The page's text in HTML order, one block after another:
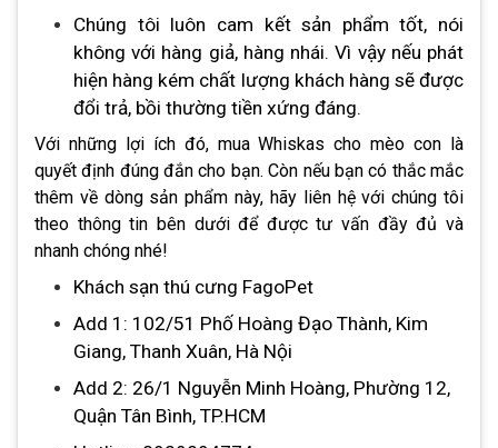
Chúng tôi luôn cam kết sản phẩm tốt, nói
không với hàng giả, hàng nhái. Vì vậy nếu phát
hiện hàng kém chất lượng khách hàng sẽ được
đổi trả, bồi thường tiền xứng đáng.
Với những lợi ích đó, muaWhiskas cho mèo con là
quyết định đúng đắn cho bạn. Còn nếu bạn có thắc mắc
thêm về dòng sản phẩm này, hãy liên hệ với chúng tôi
theo thông tin bên dưới để được tư vấn đầy đủ và
nhanh chóng nhé!
Khách sạn thú cưng FagoPet
Add 1: 102/51 Phố Hoàng Đạo Thành, Kim
Giang, Thanh Xuân, Hà Nội
Add 2: 26/1 Nguyễn Minh Hoàng, Phường 12,
Quận Tân Bình, TP.HCM